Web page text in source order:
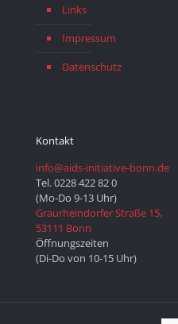
Links
Impressum
Datenschutz
Kontakt
info@aids-initiative-bonn.de
Tel. 0228 422 82 0
(Mo-Do 9-13 Uhr)
Graurheindorfer Straße 15,
53111 Bonn
Öffnungszeiten
(Di-Do von 10-15 Uhr)